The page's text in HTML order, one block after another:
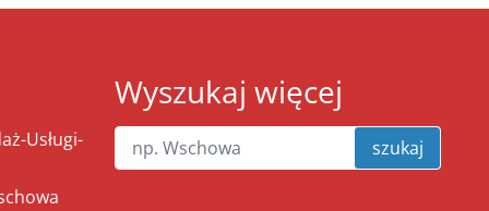
Usługi-
Wyszukaj więcej
szukaj